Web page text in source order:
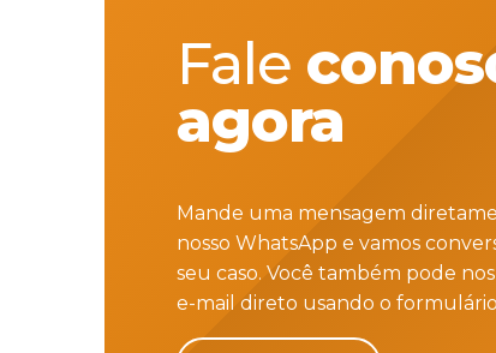
Fale
agora
Mande uma mensagem
nosso WhatsApp e vamos
seu caso. Você também pode
e-mail direto usando o